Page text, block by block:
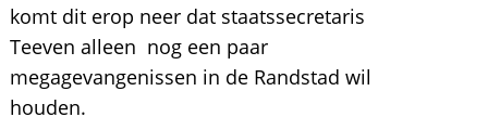
komt dit erop neer dat staatssecretaris
Teeven alleen nog een paar
megagevangenissen in de Randstad wil
houden.